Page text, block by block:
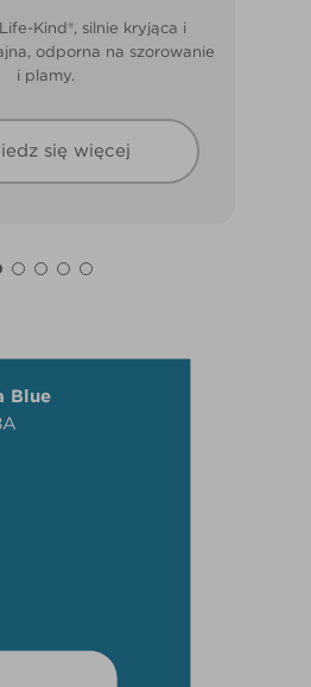
Kind®, silnie kryjąca i
odporna na szorowanie
i plamy.
się więcej
Blue